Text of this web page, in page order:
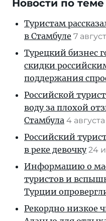
Новости по теме
Туристам
в Стамбуле 7
Турецкий бизнес
скидки
поддержания
Российской
воду за плохой
Стамбула 4 августа
Российский
в реке девочку 24
Информацию о
туристов и
Турции
Рекордно низкое